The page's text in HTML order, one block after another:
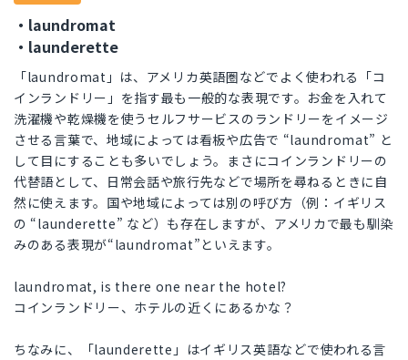
・laundromat
・launderette
「laundromat」は、アメリカ英語圏などでよく使われる「コ
インランドリー」を指す最も一般的な表現です。お金を入れて
洗濯機や乾燥機を使うセルフサービスのランドリーをイメージ
させる言葉で、地域によっては看板や広告で “laundromat” と
して目にすることも多いでしょう。まさにコインランドリーの
代替語として、日常会話や旅行先などで場所を尋ねるときに自
然に使えます。国や地域によっては別の呼び方（例：イギリス
の “launderette” など）も存在しますが、アメリカで最も馴染
みのある表現が“laundromat”といえます。
laundromat, is there one near the hotel?
コインランドリー、ホテルの近くにあるかな？
ちなみに、「launderette」はイギリス英語などで使われる言